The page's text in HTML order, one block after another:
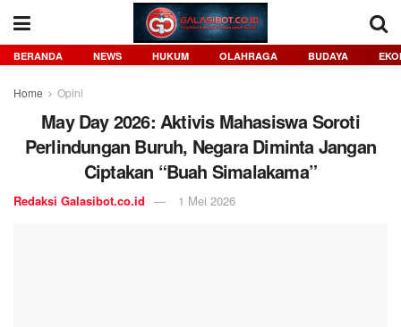
BERANDA NEWS HUKUM OLAHRAGA BUDAYA
Home Opini
May Day 2026: Aktivis Mahasiswa Soroti
Perlindungan Buruh, Negara Diminta Jangan
Ciptakan “Buah Simalakama”
Redaksi Galasibot.co.id 1 Mei 2026